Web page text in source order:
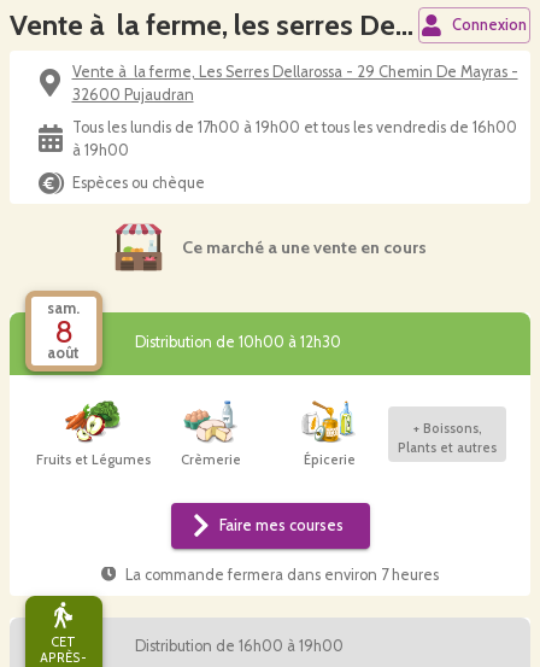
Vente à la ferme, les serres Dellarossa Connexion
Vente à la ferme, Les Serres Dellarossa - 29 Chemin De Mayras -
32600 Pujaudran
Tous les lundis de 17h00 à 19h00 et tous les vendredis de 16h00
à 19h00
Espèces ou chèque
Ce marché a une vente en cours
sam.
8
août
Distribution de 10h00 à 12h30
Fruits et Légumes Crèmerie Épicerie
+ Boissons,
Plants et autres
Faire mes courses
La commande fermera dans environ 7 heures
CET
APRÈS-
Distribution de 16h00 à 19h00